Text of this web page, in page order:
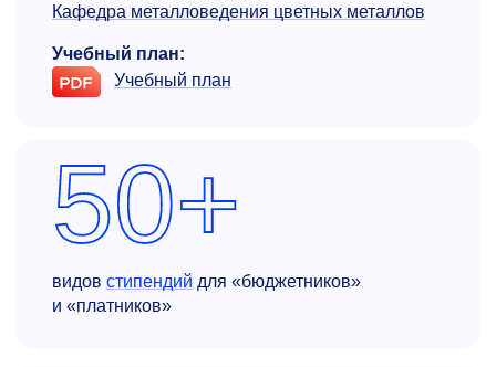
Кафедра металловедения цветных металлов
Учебный план:
Учебный план
50+
видов стипендий для «бюджетников»
и «платников»